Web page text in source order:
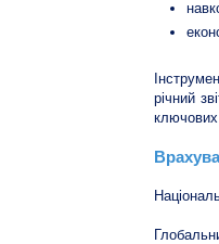
річний
ключових